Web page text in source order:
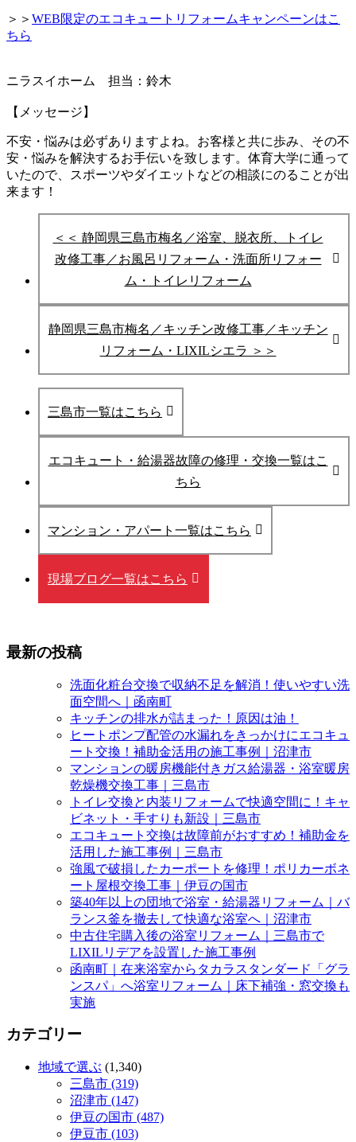
＞＞ WEB限定のエコキュートリフォームキャンペーンはこ
ちら
ニラスイホーム 担当：鈴木
【メッセージ】
不安・悩みは必ずありますよね。お客様と共に歩み、その不
安・悩みを解決するお手伝いを致します。 体育大学に通って
いたので、スポーツやダイエットなどの相談にのることが出
来ます！
＜＜ 静岡県三島市梅名／浴室、脱衣所、トイレ
改修工事／お風呂リフォーム・洗面所リフォー
ム・トイレリフォーム
静岡県三島市梅名／キッチン改修工事／キッチン
リフォーム・LIXILシエラ ＞＞
三島市一覧はこちら
エコキュート・給湯器故障の修理・交換一覧はこ
ちら
マンション・アパート一覧はこちら
現場ブログ一覧はこちら
最新の投稿
洗面化粧台交換で収納不足を解消！使いやすい洗
面空間へ｜函南町
キッチンの排水が詰まった！原因は油！
ヒートポンプ配管の水漏れをきっかけにエコキュ
ート交換！補助金活用の施工事例｜沼津市
マンションの暖房機能付きガス給湯器・浴室暖房
乾燥機交換工事｜三島市
トイレ交換と内装リフォームで快適空間に！キャ
ビネット・手すりも新設｜三島市
エコキュート交換は故障前がおすすめ！補助金を
活用した施工事例｜三島市
強風で破損したカーポートを修理！ポリカーボネ
ート屋根交換工事｜伊豆の国市
築40年以上の団地で浴室・給湯器リフォーム｜バ
ランス釜を撤去して快適な浴室へ｜沼津市
中古住宅購入後の浴室リフォーム｜三島市で
LIXILリデアを設置した施工事例
函南町｜在来浴室からタカラスタンダード「グラ
ンスパ」へ浴室リフォーム｜床下補強・窓交換も
実施
カテゴリー
地域で選ぶ (1,340)
三島市 (319)
沼津市 (147)
伊豆の国市 (487)
伊豆市 (103)